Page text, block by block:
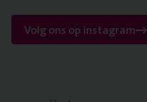
Volg ons op instagram